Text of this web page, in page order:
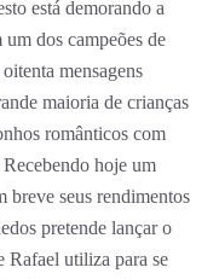
está demorando a
um dos campeões de
mensagens
maioria de crianças
românticos com
hoje um
breve seus rendimentos
pretende lançar o
Rafael utiliza para se